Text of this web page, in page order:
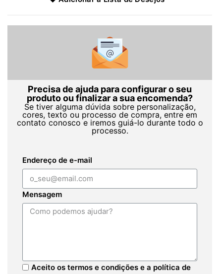
Precisa de ajuda para configurar o seu
produto ou finalizar a sua encomenda?
Se tiver alguma dúvida sobre personalização,
cores, texto ou processo de compra, entre em
contato conosco e iremos guiá-lo durante todo o
processo.
Endereço de e-mail
Mensagem
Aceito os termos e condições e a política de